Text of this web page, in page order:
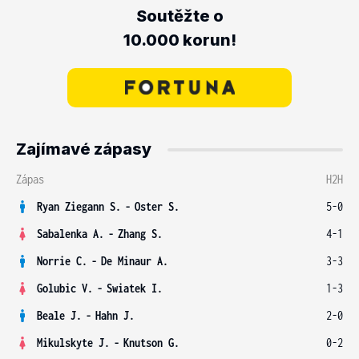
Soutěžte o
10.000 korun!
Zajímavé zápasy
Zápas
H2H
Ryan Ziegann S. - Oster S.
5-0
Sabalenka A. - Zhang S.
4-1
Norrie C. - De Minaur A.
3-3
Golubic V. - Swiatek I.
1-3
Beale J. - Hahn J.
2-0
Mikulskyte J. - Knutson G. 0-2